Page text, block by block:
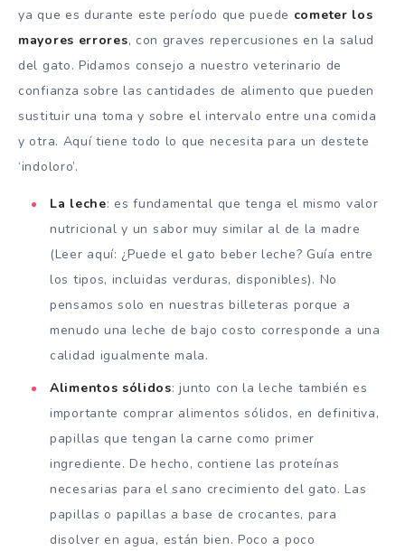
ya que es durante este período que puede cometer los
mayores errores, con graves repercusiones en la salud
del gato. Pidamos consejo a nuestro veterinario de
confianza sobre las cantidades de alimento que pueden
sustituir una toma y sobre el intervalo entre una comida
y otra. Aquí tiene todo lo que necesita para un destete
‘indoloro’.
La leche: es fundamental que tenga el mismo valor
nutricional y un sabor muy similar al de la madre
(Leer aquí: ¿Puede el gato beber leche? Guía entre
los tipos, incluidas verduras, disponibles). No
pensamos solo en nuestras billeteras porque a
menudo una leche de bajo costo corresponde a una
calidad igualmente mala.
Alimentos sólidos: junto con la leche también es
importante comprar alimentos sólidos, en definitiva,
papillas que tengan la carne como primer
ingrediente. De hecho, contiene las proteínas
necesarias para el sano crecimiento del gato. Las
papillas o papillas a base de crocantes, para
disolver en agua, están bien. Poco a poco